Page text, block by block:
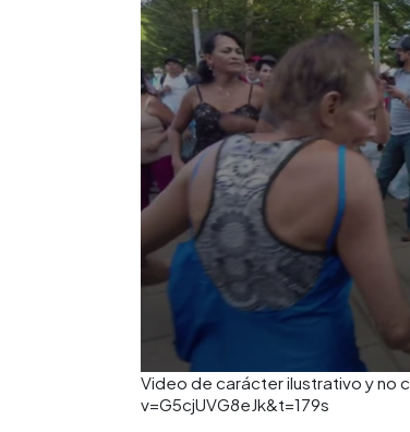
Video de carácter ilustrativo y
v=G5cjUVG8eJk&t=179s